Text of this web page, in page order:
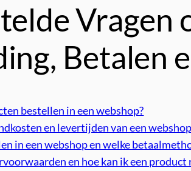
Vragen
Betalen
bestellen in een webshop?
en levertijden van een
in een webshop en welke
en hoe kan ik een